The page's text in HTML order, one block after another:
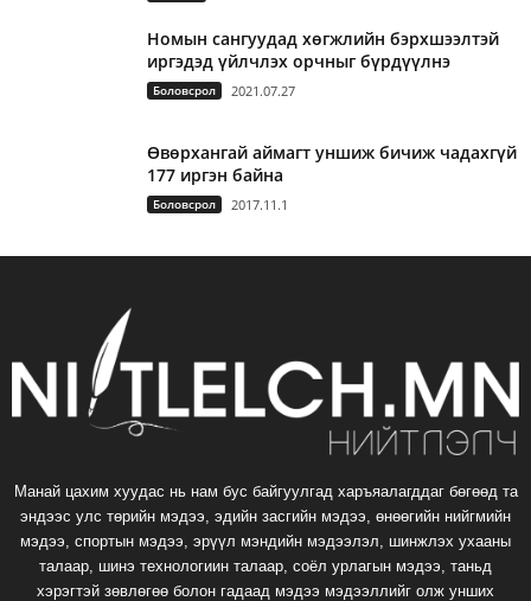
Номын сангуудад хөгжлийн бэрхшээлтэй
иргэдэд үйлчлэх орчныг бүрдүүлнэ
Боловсрол 2021.07.27
Өвөрхангай аймагт уншиж бичиж чадахгүй
177 иргэн байна
Боловсрол 2017.11.1
Манай цахим хуудас нь нам бус байгуулгад харъяалагддаг бөгөөд та
эндээс улс төрийн мэдээ, эдийн засгийн мэдээ, өнөөгийн нийгмийн
мэдээ, спортын мэдээ, эрүүл мэндийн мэдээлэл, шинжлэх ухааны
талаар, шинэ технологиин талаар, соёл урлагын мэдээ, таньд
хэрэгтэй зөвлөгөө болон гадаад мэдээ мэдээллийг олж унших